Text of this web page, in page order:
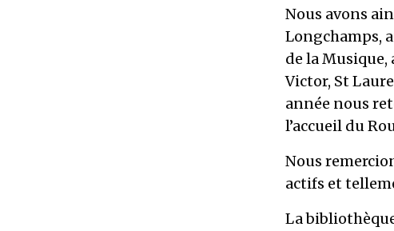
Nous avons
Longchamps,
de la Musique,
Victor, St
année nous
l’accueil du
Nous
actifs et
La